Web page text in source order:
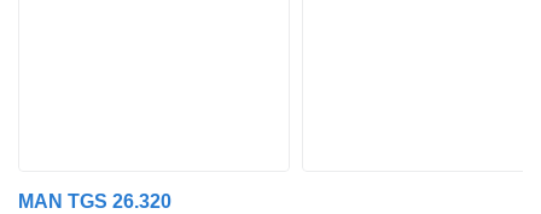
MAN TGS 26.320